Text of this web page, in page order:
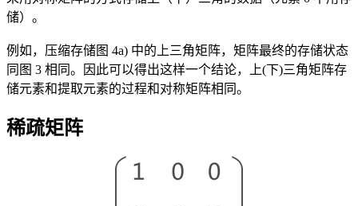
储）。
例如，压缩存储图 4a) 中的上三角矩阵，矩阵最终的存储状态
同图 3 相同。因此可以得出这样一个结论，上(下)三角矩阵存
储元素和提取元素的过程和对称矩阵相同。
稀疏矩阵